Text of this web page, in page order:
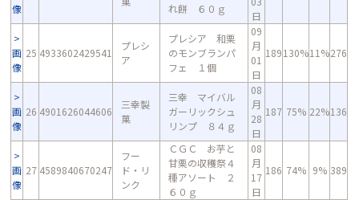
像
れ餅 ６０ｇ
日
画
像
25 4933602429541
プレシ
ア
プレシア 和栗
のモンブランパ
フェ １個
09
月
01
日
189130%11%276
画
像
26 4901626044606
三幸製
菓
三幸 マイバル
ガーリックシュ
リンプ ８４ｇ
08
月
28
日
187 75% 22%136
画
像
27 4589840670247
フー
ド・リ
ンク
ＣＧＣ お芋と
甘栗の収穫祭４
種アソート ２
６０ｇ
08
月
17
日
186 74% 9% 389